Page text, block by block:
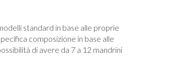
standard in base alle proprie
composizione in base alle
di avere da 7 a 12 mandrini